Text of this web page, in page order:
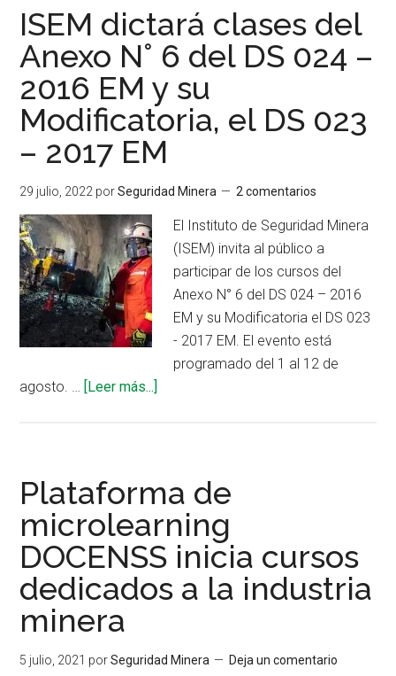
Innovación
Minera
del
Perú
implementa
cursos
especializados
sector
minero
ISEM dictará clases del
Anexo N° 6 del DS 024 –
2016 EM y su
Modificatoria, el DS 023
– 2017 EM
29 julio, 2022 porSeguridad Minera 2 comentarios
El Instituto de Seguridad Minera
(ISEM) invita al público a
participar de los cursos del
Anexo N° 6 del DS 024 – 2016
EM y su Modificatoria el DS 023
- 2017 EM. El evento está
programado del 1 al 12 de
agosto. … [Leer más...]
del
Anexo
N°
6
del
–
Plataforma de
microlearning
DOCENSS inicia cursos
dedicados a la industria
minera
5 julio, 2021 porSeguridad Minera Deja un comentario